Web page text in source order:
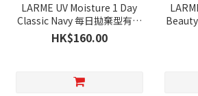
LARME UV Moisture 1 Day
Classic Navy 每日拋棄型有色
彩妝隱形眼鏡｜每盒10片
HK$160.00
色彩